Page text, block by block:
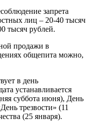
запрета
лиц – 20-40 тысяч
тысяч рублей.
продажи в
общепита можно,
в день
устанавливается
суббота июня), День
трезвости» (11
(25 января).